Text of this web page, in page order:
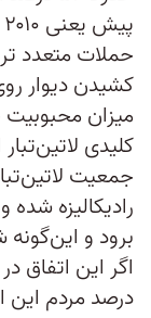
حملات متعدد
کشیدن دیوار
میزان
کلیدی
جمعیت
رادیکالیزه
برود و
درصد مردم این